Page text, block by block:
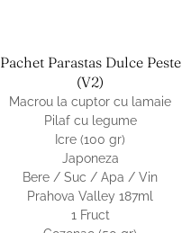
Pachet Parastas Dulce Peste
(v2)
Macrou la cuptor cu lamaie
Pilaf cu legume
Icre (100 gr)
Japoneza
Bere / Suc / Apa / Vin
Prahova Valley 187ml
1 Fruct